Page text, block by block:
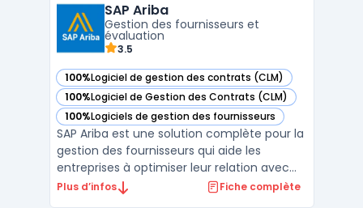
pas de stocker des documents : c'est
une solution docume ...
SAP Ariba
Gestion des fournisseurs et
évaluation
3.5
100%Logiciel de gestion des contrats (CLM)
— voir SAP Ariba dans cette catégorie
100%Logiciel de Gestion des Contrats (CLM)
— voir SAP Ariba dans cette catégorie
100%Logiciels de gestion des fournisseurs
— voir SAP Ariba dans cette catégorie
SAP Ariba est une solution complète pour la
gestion des fournisseurs qui aide les
entreprises à optimiser leur relation avec
leurs partenaires. Cette plateforme
Plus d’infos Fiche complète